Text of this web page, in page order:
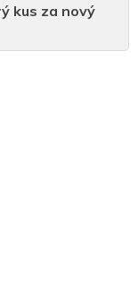
kus za nový